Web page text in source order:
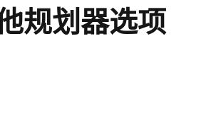
规划器选项